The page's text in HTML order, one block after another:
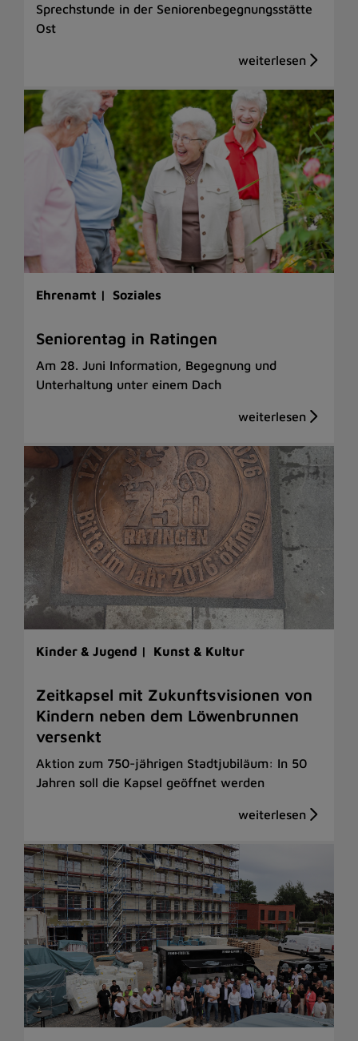
Sprechstunde in der Seniorenbegegnungsstätte
Ost
Ehrenamt | Soziales
Seniorentag in Ratingen
Am 28. Juni Information, Begegnung und
Unterhaltung unter einem Dach
Kinder & Jugend | Kunst & Kultur
Zeitkapsel mit Zukunftsvisionen von
Kindern neben dem Löwenbrunnen
versenkt
Aktion zum 750-jährigen Stadtjubiläum: In 50
Jahren soll die Kapsel geöffnet werden